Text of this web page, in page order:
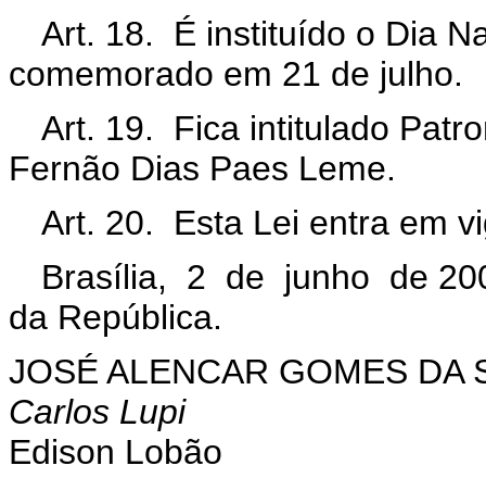
Art. 18. É instituído o Dia
comemorado em 21 de julho.
Art. 19. Fica intitulado
Fernão Dias Paes Leme.
Art. 20. Esta Lei entra em
Brasília, 2 de junho de
da República.
JOSÉ ALENCAR GOMES DA
Carlos Lupi
Edison Lobão